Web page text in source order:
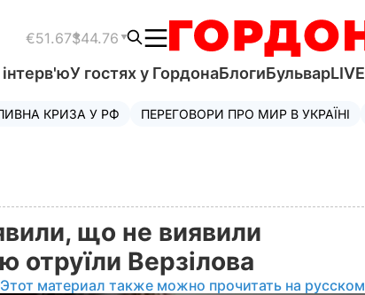
€51.67$44.76
інтерв'юУ гостях у ГордонаБлогиБульварLIVE
КРИЗА У РФ ПЕРЕГОВОРИ ПРО МИР В УКРАЇНІ
що не виявили
отруїли Верзілова
Этот материал также можно прочитать на русском